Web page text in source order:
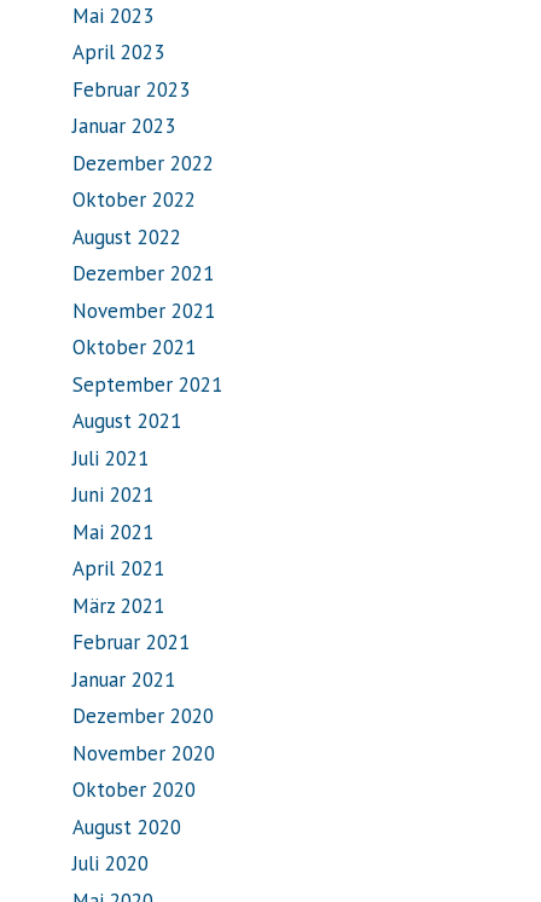
Mai 2023
April 2023
Februar 2023
Januar 2023
Dezember 2022
Oktober 2022
August 2022
Dezember 2021
November 2021
Oktober 2021
September 2021
August 2021
Juli 2021
Juni 2021
Mai 2021
April 2021
März 2021
Februar 2021
Januar 2021
Dezember 2020
November 2020
Oktober 2020
August 2020
Juli 2020